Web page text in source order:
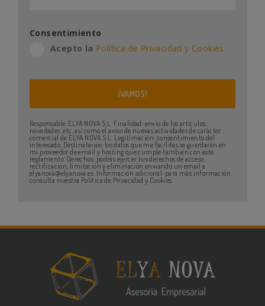
Consentimiento
Acepto la Política de Privacidad y Cookies
Responsable: ELYA NOVA S.L. Finalidad: envío de los artículos,
novedades, etc, así como el aviso de nuevas actividades de carácter
comercial de ELYA NOVA S.L. Legitimación: consentimiento del
interesado. Destinatarios: los datos que me facilitas se guardarán en
mi proveedor de email y hosting que cumple también con este
reglamento. Derechos: podrás ejercer tus derechos de acceso,
rectificación, limitación y eliminación enviando un email a
elyanova@elyanova.es. Información adicional: para más información
consulta nuestra Política de Privacidad y Cookies.